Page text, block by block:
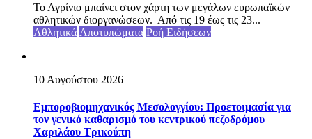
Το Αγρίνιο μπαίνει στον χάρτη των μεγάλων ευρωπαϊκών
αθλητικών διοργανώσεων. Από τις 19 έως τις 23...
Αθλητικά Αποτυπώματα Ροή Ειδήσεων
10 Αυγούστου 2026
Εμποροβιομηχανικός Μεσολογγίου: Προετοιμασία για
τον γενικό καθαρισμό του κεντρικού πεζοδρόμου
Χαριλάου Τρικούπη